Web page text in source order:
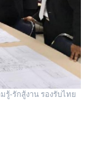
รู้-รักสู้งาน รองรับไทย